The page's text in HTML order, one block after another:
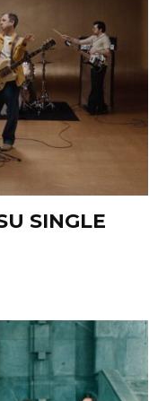
SINGLE